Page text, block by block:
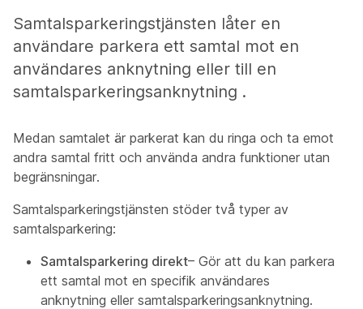
Samtalsparkeringstjänsten låter en
användare parkera ett samtal mot en
användares anknytning eller till en
samtalsparkeringsanknytning .
Medan samtalet är parkerat kan du ringa och ta emot
andra samtal fritt och använda andra funktioner utan
begränsningar.
Samtalsparkeringstjänsten stöder två typer av
samtalsparkering:
Samtalsparkering direkt– Gör att du kan parkera
ett samtal mot en specifik användares
anknytning eller samtalsparkeringsanknytning.